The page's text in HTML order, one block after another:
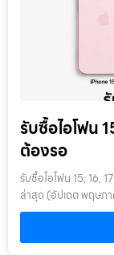
รับซื้อไอโฟน
ต้องรอ
รับซื้อไอโฟน 15, 16,
ล่าสุด (อัปเดต พฤษภ
ไม่ว่าจะอยากเปลี่ยน
นี้รวมข้อมูลราคารับซื้
บอกได้เลยว่าตลาดรั